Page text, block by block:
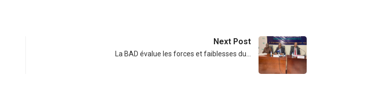
Next Post
La BAD évalue les forces et faiblesses du…